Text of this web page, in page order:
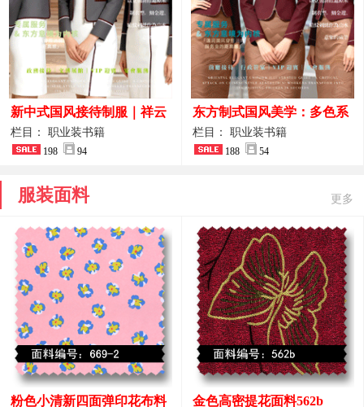
新中式国风接待制服｜祥云
刺绣打造高端厅堂东方美学
栏目： 职业装书籍
198 94
东方制式国风美学：多色系
新中式前厅管家VIP接待员
工作服合集
栏目： 职业装书籍
188 54
服装面料 更多
粉色小清新四面弹印花布料 金色高密提花面料562b